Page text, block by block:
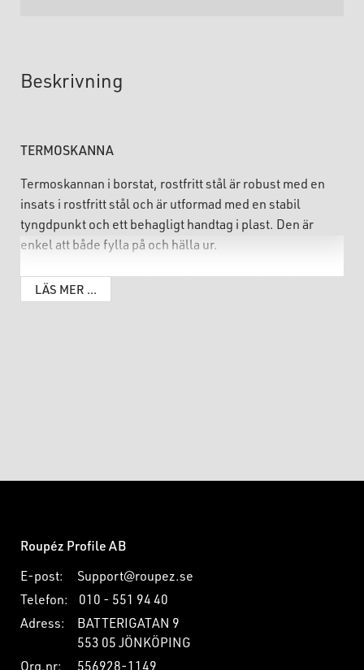
Beskrivning
TERMOSKANNA
Termoskannan i borstat, rostfritt stål är robust med en
insats i rostfritt stål och är utformad med en stabil
tyngdpunkt och ett behagligt handtag i plast. Den är
enkel att både fylla på och hälla ur.
Ståltermoskannans vakuumeffekt gör att den håller
värmen länge och den praktiska hällkragen gör att
LÄS MER ...
Roupéz Profile AB
E-post:
Support@roupez.se
Telefon:
010 - 551 94 40
Adress:
BATTERIGATAN 9
553 05 JÖNKÖPING
Org.nr:
556928-1149